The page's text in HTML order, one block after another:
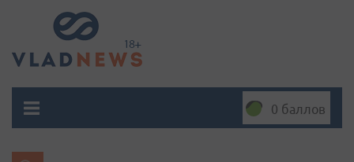
0 баллов